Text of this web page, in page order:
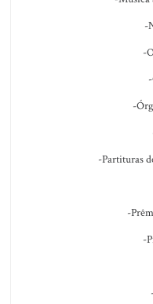
-
-
-
-Partituras
-
-